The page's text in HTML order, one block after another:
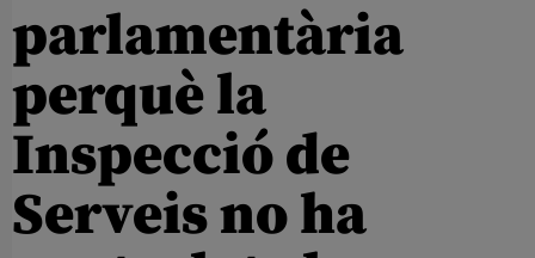
parlamentària
perquè la
Inspecció de
Serveis no ha